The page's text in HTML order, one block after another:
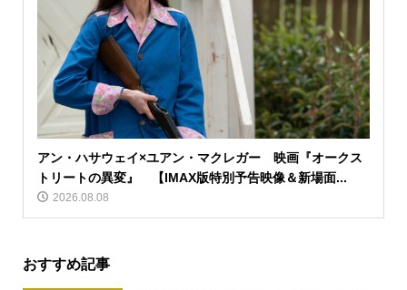
アン・ハサウェイ×ユアン・マクレガー 映画『オークス
トリートの異変』 【IMAX版特別予告映像＆新場面...
2026.08.08
おすすめ記事